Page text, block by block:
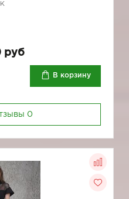
руб
В корзину
0